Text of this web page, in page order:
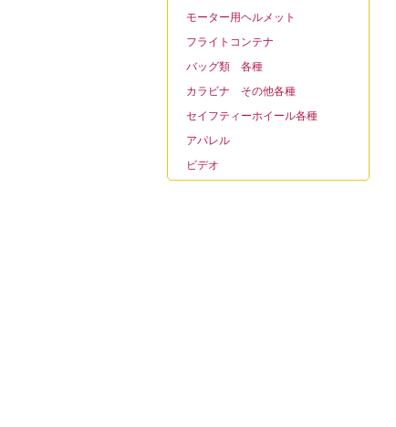
モーター用ヘルメット
フライトコンテナ
バッグ類 各種
カラビナ その他各種
セイフティーホイール各種
アパレル
ビデオ